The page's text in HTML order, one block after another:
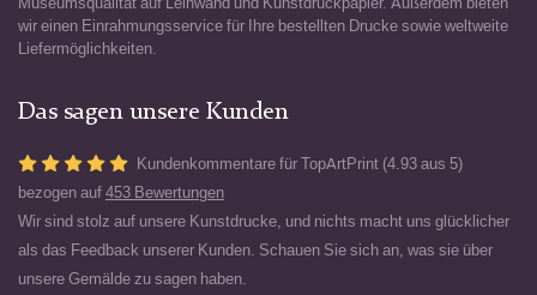
wir einen Einrahmungsservice für Ihre bestellten Drucke sowie weltweite
Liefermöglichkeiten.
Das sagen unsere Kunden
Kundenkommentare für TopArtPrint (4.93 aus 5)
bezogen auf 453 Bewertungen
Wir sind stolz auf unsere Kunstdrucke, und nichts macht uns glücklicher
als das Feedback unserer Kunden. Schauen Sie sich an, was sie über
unsere Gemälde zu sagen haben.